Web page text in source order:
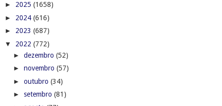
► 2025 (1658)
► 2024 (616)
► 2023 (687)
▼ 2022 (772)
► dezembro (52)
► novembro (57)
► outubro (34)
► setembro (81)